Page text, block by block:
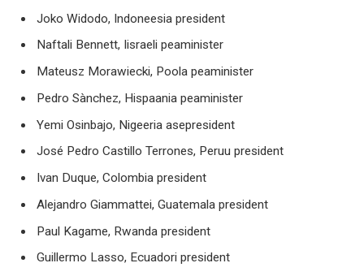
Joko Widodo, Indoneesia president
Naftali Bennett, Iisraeli peaminister
Mateusz Morawiecki, Poola peaminister
Pedro Sànchez, Hispaania peaminister
Yemi Osinbajo, Nigeeria asepresident
José Pedro Castillo Terrones, Peruu president
Ivan Duque, Colombia president
Alejandro Giammattei, Guatemala president
Paul Kagame, Rwanda president
Guillermo Lasso, Ecuadori president